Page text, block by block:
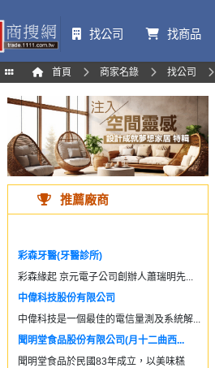
找公司 找商品
首頁 商家名錄 找公司
推薦廠商
彩森牙醫(牙醫診所)
彩森緣起 京元電子公司創辦人蕭瑞明先...
中偉科技股份有限公司
中偉科技是一個最佳的電信量測及系統解...
聞明堂食品股份有限公司(月十二曲西...
聞明堂食品於民國83年成立，以美味糕